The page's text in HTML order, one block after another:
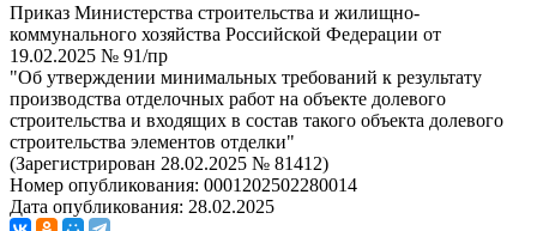
Приказ Министерства строительства и жилищно-
коммунального хозяйства Российской Федерации от
19.02.2025 № 91/пр
"Об утверждении минимальных требований к результату
производства отделочных работ на объекте долевого
строительства и входящих в состав такого объекта долевого
строительства элементов отделки"
(Зарегистрирован 28.02.2025 № 81412)
Номер опубликования: 0001202502280014
Дата опубликования: 28.02.2025